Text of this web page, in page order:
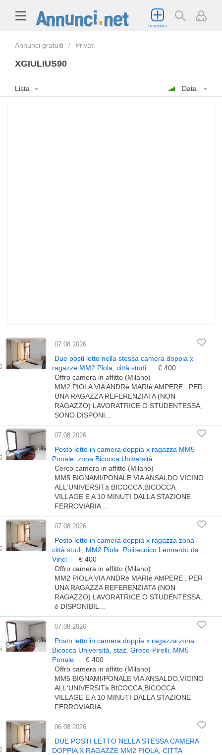
Inserisci
Annunci gratuiti Privati
XGIULIUS90
Lista Data
07.08.2026
Due posti letto nella stessa camera doppia x
ragazze MM2 Piola, città studi
€ 400
Offro camera in affitto (Milano)
MM2 PIOLA VIA ANDRè MARIè AMPERE , PER
UNA RAGAZZA REFERENZIATA (NON
RAGAZZO) LAVORATRICE O STUDENTESSA,
SONO DISPONI...
07.08.2026
Posto letto in camera doppia x ragazza MM5
Ponale, zona Bicocca Università
Cerco camera in affitto (Milano)
MM5 BIGNAMI/PONALE VIA ANSALDO,VICINO
ALL'UNIVERSITà BICOCCA,BICOCCA
VILLAGE E A 10 MINUTI DALLA STAZIONE
FERROVIARIA...
07.08.2026
Posto letto in camera doppia x ragazza zona
città studi, MM2 Piola, Politecnico Leonardo da
Vinci
€ 400
Offro camera in affitto (Milano)
MM2 PIOLA VIA ANDRè MARIè AMPERE , PER
UNA RAGAZZA REFERENZIATA (NON
RAGAZZO) LAVORATRICE O STUDENTESSA,
è DISPONIBIL...
07.08.2026
Posto letto in camera doppia x ragazza zona
Bicocca Università, staz. Greco-Pirelli, MM5
Ponale
€ 400
Offro camera in affitto (Milano)
MM5 BIGNAMI/PONALE VIA ANSALDO,VICINO
ALL'UNIVERSITà BICOCCA,BICOCCA
VILLAGE E A 10 MINUTI DALLA STAZIONE
FERROVIARIA...
06.08.2026
DUE POSTI LETTO NELLA STESSA CAMERA
DOPPIA X RAGAZZE MM2 PIOLA, CITTA